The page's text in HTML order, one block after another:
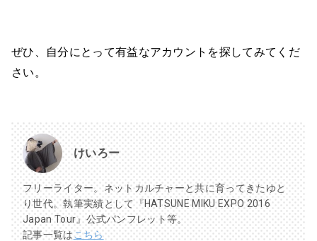
ぜひ、自分にとって有益なアカウントを探してみてくだ
さい。
けいろー
フリーライター。ネットカルチャーと共に育ってきたゆと
り世代。執筆実績として『HATSUNE MIKU EXPO 2016
Japan Tour』公式パンフレット等。
記事一覧はこちら